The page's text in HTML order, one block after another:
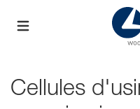
Cellules